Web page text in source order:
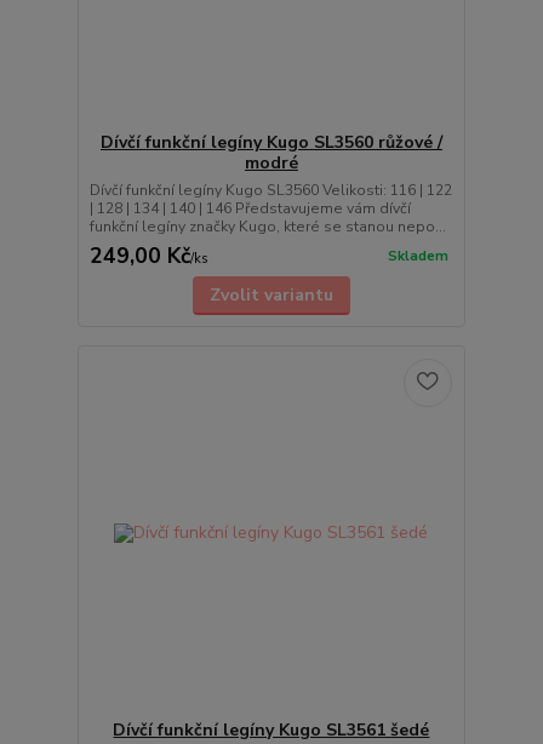
Dívčí funkční legíny Kugo SL3560 růžové /
modré
Dívčí funkční legíny Kugo SL3560 Velikosti: 116 | 122
| 128 | 134 | 140 | 146 Představujeme vám dívčí
funkční legíny značky Kugo, které se stanou nepo...
249,00 Kč/ks Skladem
Zvolit variantu
Dívčí funkční legíny Kugo SL3561 šedé